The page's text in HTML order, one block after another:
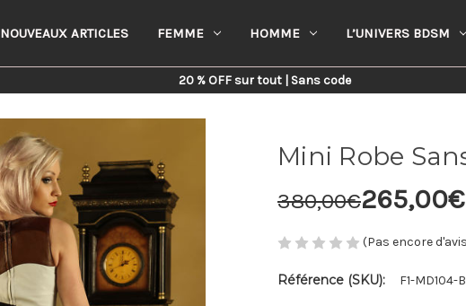
NOUVEAUX ARTICLES FEMME HOMME L’UNIVERS BDSM
20 % OFF sur tout | Sans code
Femme Mini Robe Sans Manches En Cuir
Mini Robe
380,00€265,00€
(Pas encore
Référence (SKU): F1-MD104-